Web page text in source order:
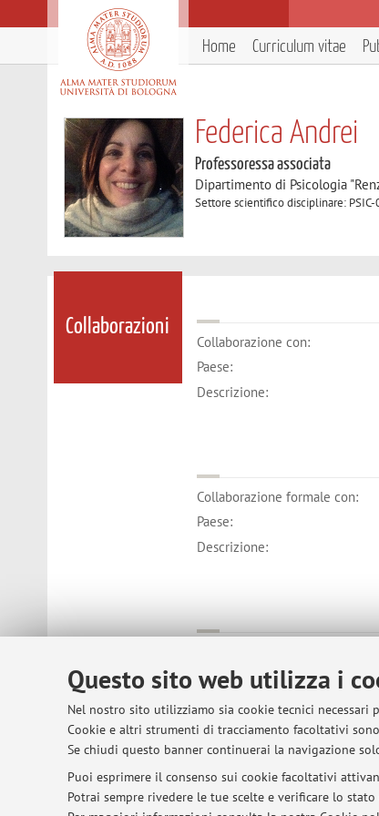
Questo sito web utilizza i
Nel nostro sito utilizziamo sia cookie tecnici
Cookie e altri strumenti di tracciamento facoltativi
Se chiudi questo banner continuerai la navigazione
Puoi esprimere il consenso sui cookie facoltativi
Potrai sempre rivedere le tue scelte e verificare lo
Home Curriculum vitae
Federica Andrei
Professoressa associata
Dipartimento di Psicologia
Settore scientifico disciplinare:
Collaborazioni
Collaborazione con:
Paese:
Descrizione:
Collaborazione formale con:
Paese:
Descrizione:
Paese:
Descrizione: